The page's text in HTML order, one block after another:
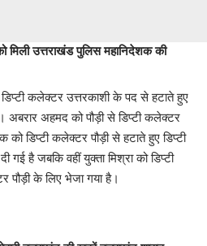
मिली उत्तराखंड पुलिस महानिदेशक की
कलेक्टर उत्तरकाशी के पद से हटाते हुए
अबरार अहमद को पौड़ी से डिप्टी कलेक्टर
डिप्टी कलेक्टर पौड़ी से हटाते हुए डिप्टी
गई है जबकि वहीं युक्ता मिश्रा को डिप्टी
पौड़ी के लिए भेजा गया है।